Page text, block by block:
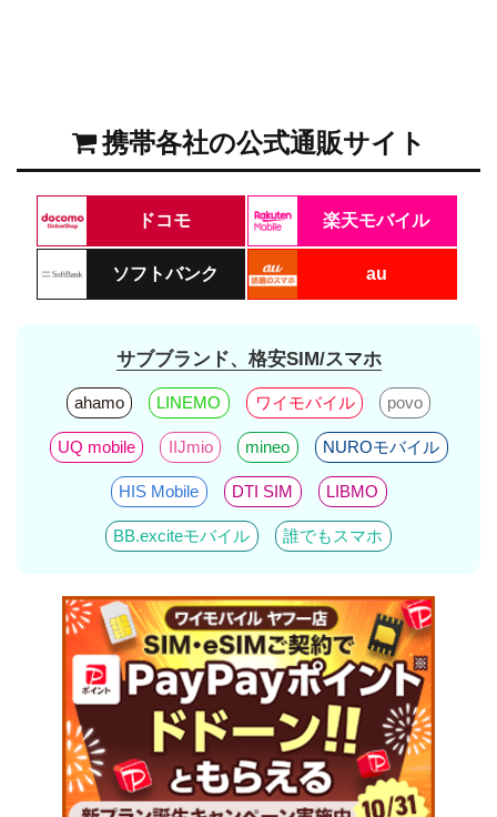
携帯各社の公式通販サイト
ドコモ 楽天モバイル
ソフトバンク au
サブブランド、格安SIM/スマホ
ahamo LINEMO ワイモバイル povo
UQ mobile IIJmio mineo NUROモバイル
HIS Mobile DTI SIM LIBMO
BB.exciteモバイル 誰でもスマホ